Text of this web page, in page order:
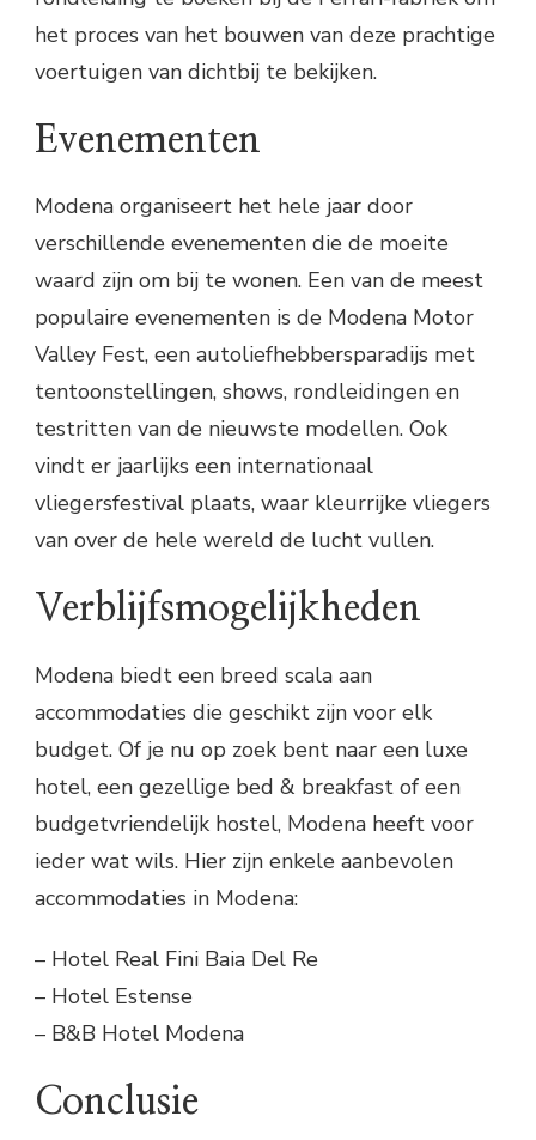
het proces van het bouwen van deze prachtige
voertuigen van dichtbij te bekijken.
Evenementen
Modena organiseert het hele jaar door
verschillende evenementen die de moeite
waard zijn om bij te wonen. Een van de meest
populaire evenementen is de Modena Motor
Valley Fest, een autoliefhebbersparadijs met
tentoonstellingen, shows, rondleidingen en
testritten van de nieuwste modellen. Ook
vindt er jaarlijks een internationaal
vliegersfestival plaats, waar kleurrijke vliegers
van over de hele wereld de lucht vullen.
Verblijfsmogelijkheden
Modena biedt een breed scala aan
accommodaties die geschikt zijn voor elk
budget. Of je nu op zoek bent naar een luxe
hotel, een gezellige bed & breakfast of een
budgetvriendelijk hostel, Modena heeft voor
ieder wat wils. Hier zijn enkele aanbevolen
accommodaties in Modena:
– Hotel Real Fini Baia Del Re
– Hotel Estense
– B&B Hotel Modena
Conclusie